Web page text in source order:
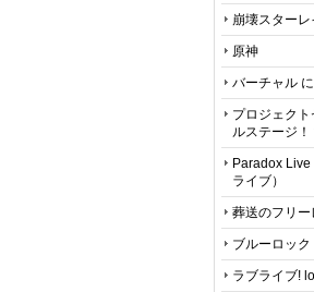
崩壊スターレ
原神
バーチャル
プロジェク
ルステージ
Paradox Live
ライブ）
葬送のフリー
ブルーロック
ラブライブ!